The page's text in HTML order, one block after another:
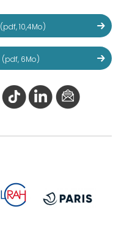
(pdf, 10,4Mo)
(pdf, 6Mo)